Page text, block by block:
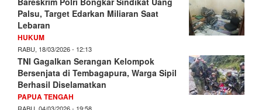
Palsu, Target Edarkan Miliaran Saat
Lebaran
HUKUM
RABU, 18/03/2026 - 12:13
TNI Gagalkan Serangan Kelompok
Bersenjata di Tembagapura, Warga Sipil
Berhasil Diselamatkan
PAPUA TENGAH